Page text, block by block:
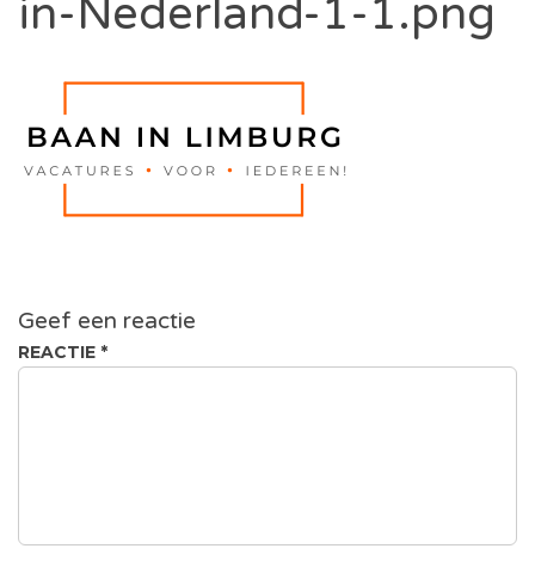
in-Nederland-1-1.png
Geef een reactie
REACTIE *